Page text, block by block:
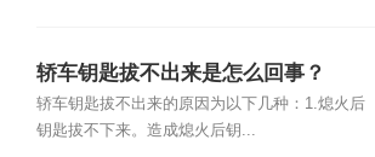
轿车钥匙拔不出来是怎么回事？
轿车钥匙拔不出来的原因为以下几种：1.熄火后
钥匙拔不下来。造成熄火后钥...